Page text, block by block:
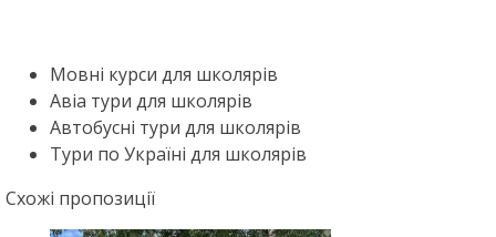
Мовні курси для школярів
Авіа тури для школярів
Автобусні тури для школярів
Тури по Україні для школярів
Схожі пропозиції